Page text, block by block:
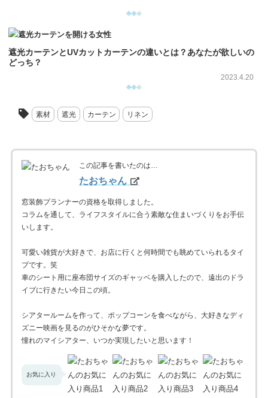
遮光カーテンとUVカットカーテンの違いとは？あなたが欲しいの
どっち？
2023.4.20
素材 遮光 カーテン リネン
この記事を書いたのは…
たおちゃん
窓装飾プランナーの資格を取得しました。
コラムを通して、ライフスタイルに合う素敵な住まいづくりをお手伝
いします。
可愛い雑貨が大好きで、お店に行くと何時間でも眺めていられるタイ
プです。笑
車のシート用に座布団サイズのギャッベを購入したので、遠出のドラ
イブに行きたい今日この頃。
シアタールームを作って、ポップコーンを食べながら、大好きなディ
ズニー映画を見るのがひそかな夢です。
憧れのマイシアター、いつか実現したいと思います！
お気に入り